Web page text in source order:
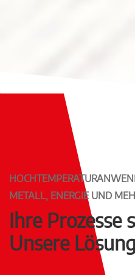
METALL, ENERGIE UND
Ihre Prozesse
Unsere